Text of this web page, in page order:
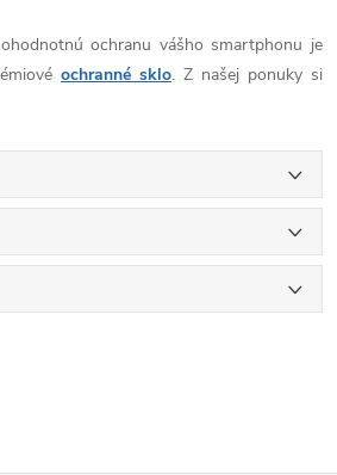
ochranu vášho smartphonu je
ochranné sklo. Z našej ponuky si